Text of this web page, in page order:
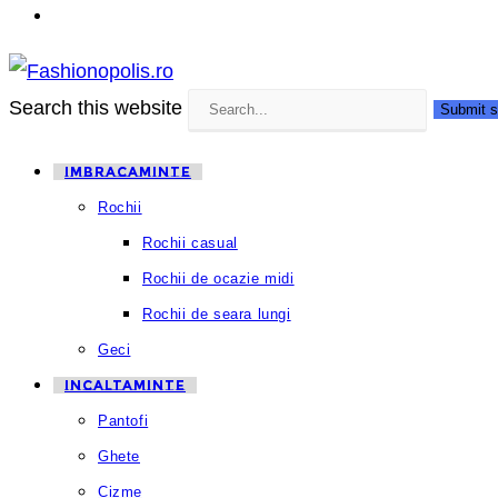
Search this website Submit
IMBRACAMINTE
Rochii
Rochii casual
Rochii de ocazie midi
Rochii de seara lungi
Geci
INCALTAMINTE
Pantofi
Ghete
Cizme